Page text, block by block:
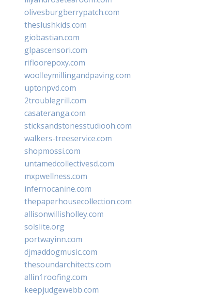
olivesburgberrypatch.com
theslushkids.com
giobastian.com
glpascensori.com
rifloorepoxy.com
woolleymillingandpaving.com
uptonpvd.com
2troublegrill.com
casateranga.com
sticksandstonesstudiooh.com
walkers-treeservice.com
shopmossi.com
untamedcollectivesd.com
mxpwellness.com
infernocanine.com
thepaperhousecollection.com
allisonwillisholley.com
solslite.org
portwayinn.com
djmaddogmusic.com
thesoundarchitects.com
allin1roofing.com
keepjudgewebb.com